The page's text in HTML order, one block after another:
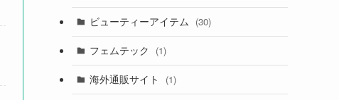
ビューティーアイテム (30)
フェムテック (1)
海外通販サイト (1)